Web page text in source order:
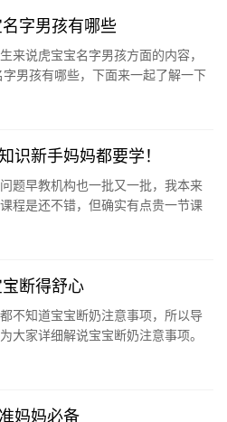
字男孩有哪些
来说虎宝宝名字男孩方面的内容，
男孩有哪些，下面来一起了解一下
识新手妈妈都要学！
题早教机构也一批又一批，我本来
程是还不错，但确实有点贵一节课
断得舒心
不知道宝宝断奶注意事项，所以导
大家详细解说宝宝断奶注意事项。
妈妈必备